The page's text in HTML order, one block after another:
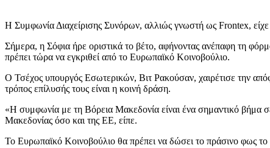
Η Συμφωνία Διαχείρισης Συνόρων, αλλιώς γνωστή ως Frontex,
Σήμερα, η Σόφια ήρε οριστικά το βέτο, αφήνοντας ανέπαφη τη
πρέπει τώρα να εγκριθεί από το Ευρωπαϊκό Κοινοβούλιο.
Ο Τσέχος υπουργός Εσωτερικών, Βιτ Ρακούσαν, χαιρέτισε την
τρόπος επίλυσής τους είναι η κοινή δράση.
«Η συμφωνία με τη Βόρεια Μακεδονία είναι ένα σημαντικό βήμα
Μακεδονίας όσο και της ΕΕ, είπε.
Το Ευρωπαϊκό Κοινοβούλιο θα πρέπει να δώσει το πράσινο φως